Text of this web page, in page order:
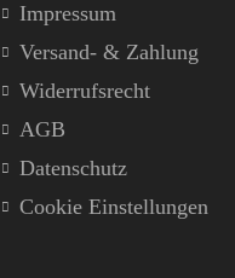
Impressum
Versand- & Zahlung
Widerrufsrecht
AGB
Datenschutz
Cookie Einstellungen